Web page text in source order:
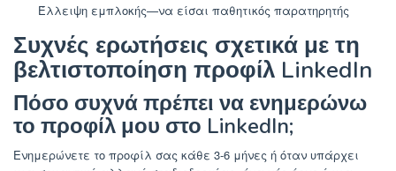
Έλλειψη εμπλοκής—να είσαι παθητικός παρατηρητής
Συχνές ερωτήσεις σχετικά με τη
βελτιστοποίηση προφίλ LinkedIn
Πόσο συχνά πρέπει να ενημερώνω
το προφίλ μου στο LinkedIn;
Ενημερώνετε το προφίλ σας κάθε 3-6 μήνες ή όταν υπάρχει